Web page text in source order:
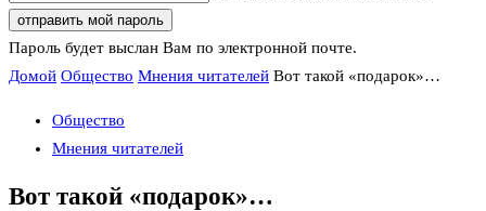
Пароль будет выслан Вам по электронной почте.
Домой Общество Мнения читателей Вот такой «подарок»…
Общество
Мнения читателей
Вот такой «подарок»…